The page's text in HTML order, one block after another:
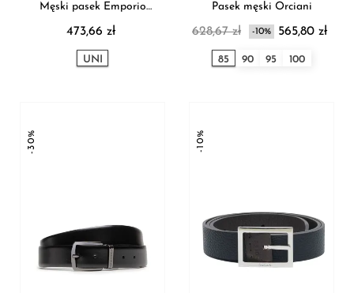
Męski pasek Emporio
473,66 zł
UNI
Pasek męski Orciani
628,67 zł -10% 565,80 zł
85 90 95 100
-30% -10%